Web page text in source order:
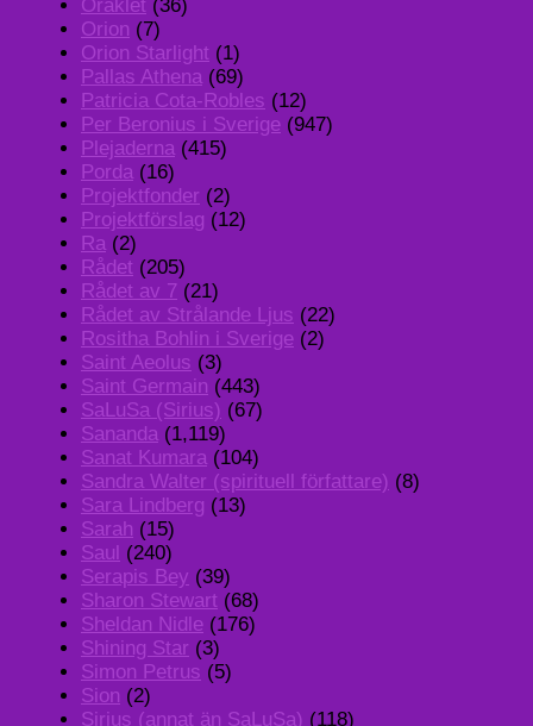
Oraklet (36)
Orion (7)
Orion Starlight (1)
Pallas Athena (69)
Patricia Cota-Robles (12)
Per Beronius i Sverige (947)
Plejaderna (415)
Porda (16)
Projektfonder (2)
Projektförslag (12)
Ra (2)
Rådet (205)
Rådet av 7 (21)
Rådet av Strålande Ljus (22)
Rositha Bohlin i Sverige (2)
Saint Aeolus (3)
Saint Germain (443)
SaLuSa (Sirius) (67)
Sananda (1,119)
Sanat Kumara (104)
Sandra Walter (spirituell författare) (8)
Sara Lindberg (13)
Sarah (15)
Saul (240)
Serapis Bey (39)
Sharon Stewart (68)
Sheldan Nidle (176)
Shining Star (3)
Simon Petrus (5)
Sion (2)
Sirius (annat än SaLuSa) (118)